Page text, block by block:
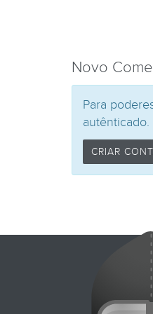
Novo
Para
autênticado.
CRIAR